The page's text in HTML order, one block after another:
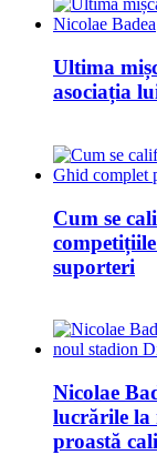
Ultima
asociația
Cum se
suporteri
Nicolae
lucrările la
proastă